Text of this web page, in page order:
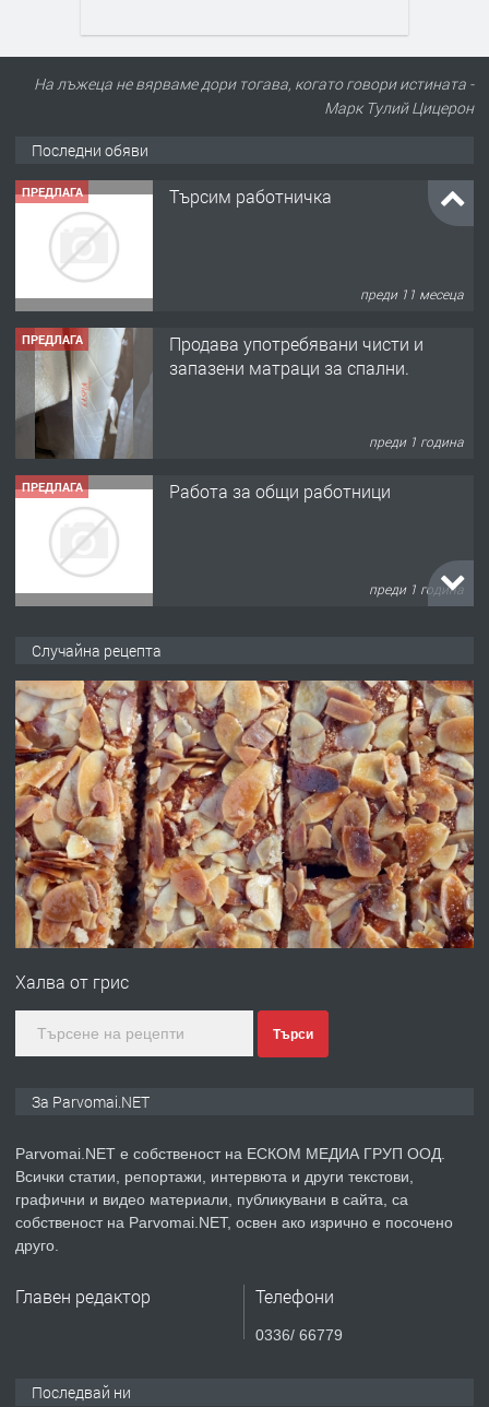
На лъжеца не вярваме дори тогава, когато говори истината -
Марк Тулий Цицерон
Последни обяви
ПРЕДЛАГА Търсим работничка
преди 11 месеца
ПРЕДЛАГА
Продава употребявани чисти и
запазени матраци за спални.
преди 1 година
ПРЕДЛАГА Работа за общи работници
преди 1 година
преди 1 година
ПРЕДЛАГА
Монтажник на малки детайли за
медицинската индустрия
преди 1 година
ПРЕДЛАГА Уроци по Математика
преди 1 година
ТЪРСИ Търсим работник
Случайна рецепта
Халва от грис
Търси
За Parvomai.NET
Parvomai.NET е собственост на ЕСКОМ МЕДИА ГРУП ООД.
Всички статии, репортажи, интервюта и други текстови,
графични и видео материали, публикувани в сайта, са
собственост на Parvomai.NET, освен ако изрично е посочено
друго.
Главен редактор Телефони
0336/ 66779
Последвай ни